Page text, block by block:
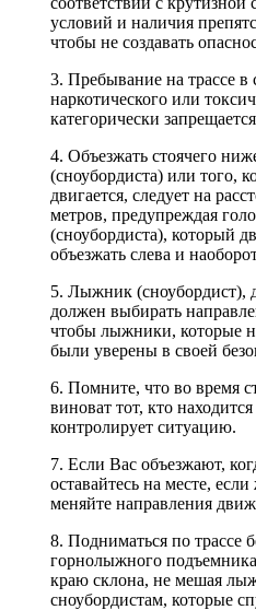
условий и наличия
чтобы не создавать
3. Пребывание на трассе в
наркотического или
категорически
4. Объезжать стоячего
(сноубордиста) или того,
двигается, следует на
метров, предупреждая
(сноубордиста), который
объезжать слева и
5. Лыжник (сноубордист),
должен выбирать
чтобы лыжники, которые
были уверены в своей
6. Помните, что во время
виноват тот, кто
контролирует ситуацию.
7. Если Вас объезжают,
оставайтесь на месте,
меняйте направления
8. Подниматься по трассе
горнолыжного
краю склона, не мешая
сноубордистам, которые